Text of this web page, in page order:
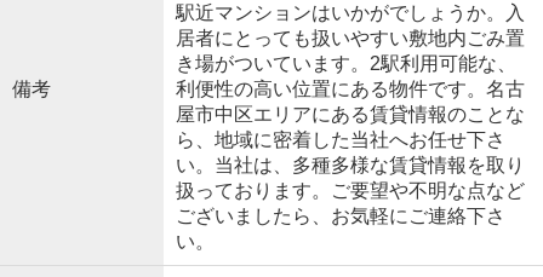
備考
駅近マンションはいかがでしょうか。入
居者にとっても扱いやすい敷地内ごみ置
き場がついています。2駅利用可能な、
利便性の高い位置にある物件です。名古
屋市中区エリアにある賃貸情報のことな
ら、地域に密着した当社へお任せ下さ
い。当社は、多種多様な賃貸情報を取り
扱っております。ご要望や不明な点など
ございましたら、お気軽にご連絡下さ
い。